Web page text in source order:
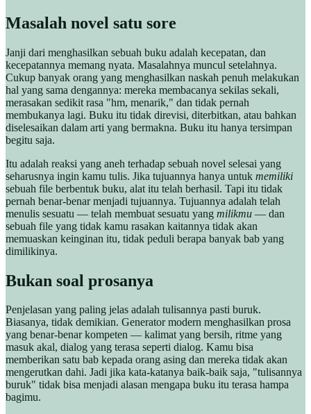
Masalah novel satu sore
Janji dari menghasilkan sebuah buku adalah kecepatan, dan
kecepatannya memang nyata. Masalahnya muncul setelahnya.
Cukup banyak orang yang menghasilkan naskah penuh melakukan
hal yang sama dengannya: mereka membacanya sekilas sekali,
merasakan sedikit rasa "hm, menarik," dan tidak pernah
membukanya lagi. Buku itu tidak direvisi, diterbitkan, atau bahkan
diselesaikan dalam arti yang bermakna. Buku itu hanya tersimpan
begitu saja.
Itu adalah reaksi yang aneh terhadap sebuah novel selesai yang
seharusnya ingin kamu tulis. Jika tujuannya hanya untuk memiliki
sebuah file berbentuk buku, alat itu telah berhasil. Tapi itu tidak
pernah benar-benar menjadi tujuannya. Tujuannya adalah telah
menulis sesuatu — telah membuat sesuatu yang milikmu — dan
sebuah file yang tidak kamu rasakan kaitannya tidak akan
memuaskan keinginan itu, tidak peduli berapa banyak bab yang
dimilikinya.
Bukan soal prosanya
Penjelasan yang paling jelas adalah tulisannya pasti buruk.
Biasanya, tidak demikian. Generator modern menghasilkan prosa
yang benar-benar kompeten — kalimat yang bersih, ritme yang
masuk akal, dialog yang terasa seperti dialog. Kamu bisa
memberikan satu bab kepada orang asing dan mereka tidak akan
mengerutkan dahi. Jadi jika kata-katanya baik-baik saja, "tulisannya
buruk" tidak bisa menjadi alasan mengapa buku itu terasa hampa
bagimu.